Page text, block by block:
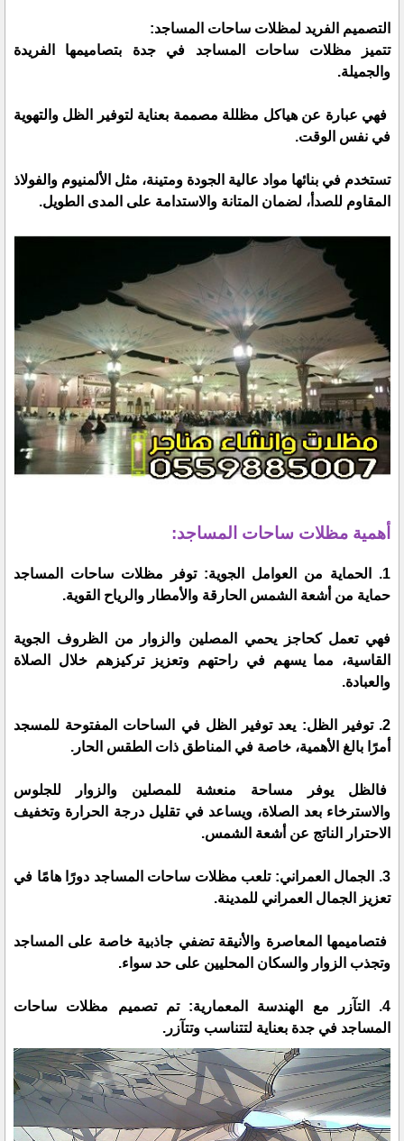
التصميم الفريد لمظلات ساحات المساجد:
تتميز مظلات ساحات المساجد في جدة بتصاميمها الفريدة
والجميلة.
فهي عبارة عن هياكل مظللة مصممة بعناية لتوفير الظل والتهوية
في نفس الوقت.
تستخدم في بنائها مواد عالية الجودة ومتينة، مثل الألمنيوم والفولاذ
المقاوم للصدأ، لضمان المتانة والاستدامة على المدى الطويل.
أهمية مظلات ساحات المساجد:
1. الحماية من العوامل الجوية: توفر مظلات ساحات المساجد
حماية من أشعة الشمس الحارقة والأمطار والرياح القوية.
فهي تعمل كحاجز يحمي المصلين والزوار من الظروف الجوية
القاسية، مما يسهم في راحتهم وتعزيز تركيزهم خلال الصلاة
والعبادة.
2. توفير الظل: يعد توفير الظل في الساحات المفتوحة للمسجد
أمرًا بالغ الأهمية، خاصة في المناطق ذات الطقس الحار.
فالظل يوفر مساحة منعشة للمصلين والزوار للجلوس
والاسترخاء بعد الصلاة، ويساعد في تقليل درجة الحرارة وتخفيف
الاحترار الناتج عن أشعة الشمس.
3. الجمال العمراني: تلعب مظلات ساحات المساجد دورًا هامًا في
تعزيز الجمال العمراني للمدينة.
فتصاميمها المعاصرة والأنيقة تضفي جاذبية خاصة على المساجد
وتجذب الزوار والسكان المحليين على حد سواء.
4. التآزر مع الهندسة المعمارية: تم تصميم مظلات ساحات
المساجد في جدة بعناية لتتناسب وتتآزر.